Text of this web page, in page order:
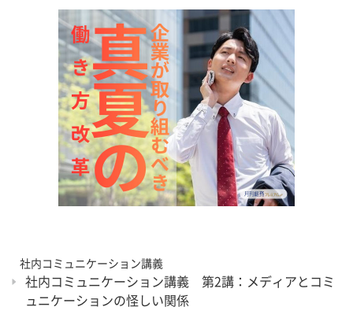
社内コミュニケーション講義
社内コミュニケーション講義 第2講：メディアとコミ
ュニケーションの怪しい関係